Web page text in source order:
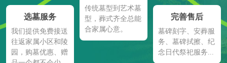
选墓服务
我们提供免费接送
往返家属小区和陵
园，购墓优惠、赠
传统墓型到艺术墓
型，葬式齐全总能
合家属心意。
完善售后
墓碑刻字、安葬服
务、墓碑拭擦、纪
念日代祭祀服务...